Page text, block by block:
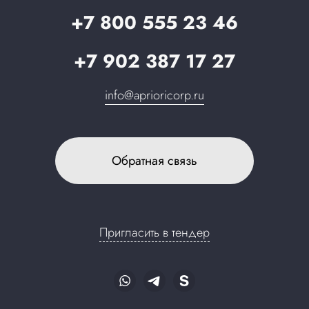
+7 800 555 23 46
+7 902 387 17 27
info@aprioricorp.ru
Обратная связь
Пригласить в тендер
Запрос в поддержку